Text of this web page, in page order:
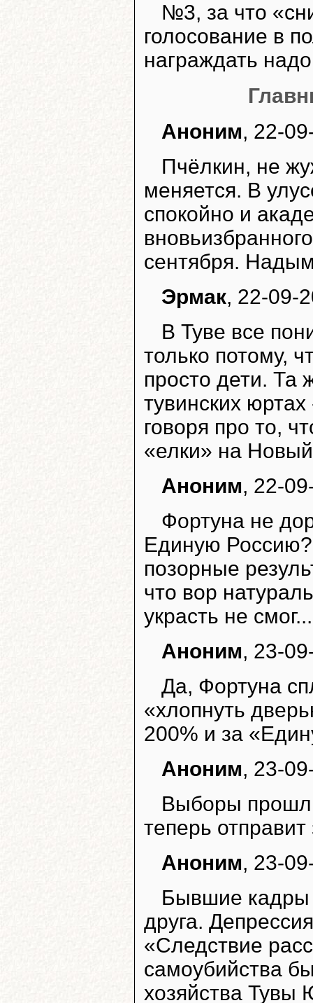
№3, за что
голосование в
награждать
Аноним, 22-
Пчёлкин, не
меняется. В
спокойно и
сентября.
Эрмак, 22-09-
В Туве все
только потому,
просто дети. Та
тувинских
говоря про то,
«елки» на
Аноним, 22-
Фортуна не
Единую
позорные
что вор
украсть не смог...
Аноним, 23-
Да, Фортуна
«хлопнуть
200% и за
Аноним, 23-
Выборы
теперь отправит
Аноним, 23-
Бывшие кадры
друга.
«Следствие
самоубийства
хозяйства Тувы